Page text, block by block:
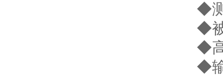
◆
◆
◆
◆